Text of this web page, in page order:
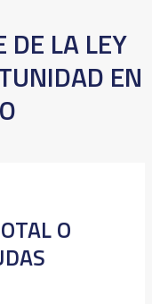
DE LA LEY
EN
O